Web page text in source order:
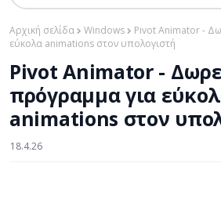
Αρχική σελίδα Windows
Pivot Animator -
εύκολα animations στον υπολογιστή
Pivot Animator -
πρόγραμμα για
animations στον
18.4.26